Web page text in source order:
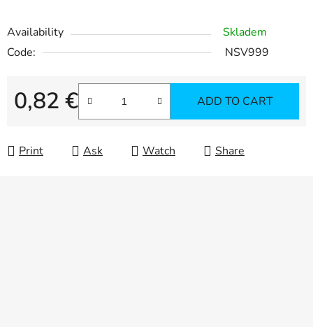
Availability
Skladem
Code:
NSV999
0,82 €
Measure price:
ADD TO CART
Print Ask Watch Share